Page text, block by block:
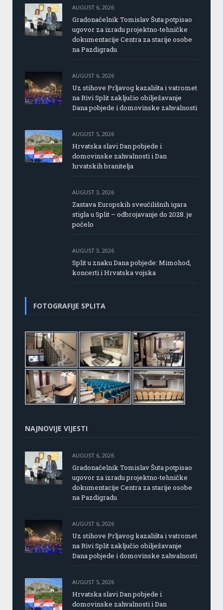
AUGUST 6, 2026
Gradonačelnik Tomislav Šuta potpisao
ugovor za izradu projektno-tehničke
dokumentacije Centra za starije osobe
na Pazdigradu
AUGUST 6, 2026
Uz stihove Prljavog kazališta i vatromet
na Rivi Split zaključio obilježavanje
Dana pobjede i domovinske zahvalnosti
AUGUST 5, 2026
Hrvatska slavi Dan pobjede i
domovinske zahvalnosti i Dan
hrvatskih branitelja
AUGUST 3, 2026
Zastava Europskih sveučilišnih igara
stigla u Split – odbrojavanje do 2028. je
počelo
AUGUST 3, 2026
Split u znaku Dana pobjede: Mimohod,
koncerti i Hrvatska vojska
FOTOGRAFIJE SPLITA
NAJNOVIJE VIJESTI
AUGUST 6, 2026
Gradonačelnik Tomislav Šuta potpisao
ugovor za izradu projektno-tehničke
dokumentacije Centra za starije osobe
na Pazdigradu
AUGUST 6, 2026
Uz stihove Prljavog kazališta i vatromet
na Rivi Split zaključio obilježavanje
Dana pobjede i domovinske zahvalnosti
AUGUST 5, 2026
Hrvatska slavi Dan pobjede i
domovinske zahvalnosti i Dan